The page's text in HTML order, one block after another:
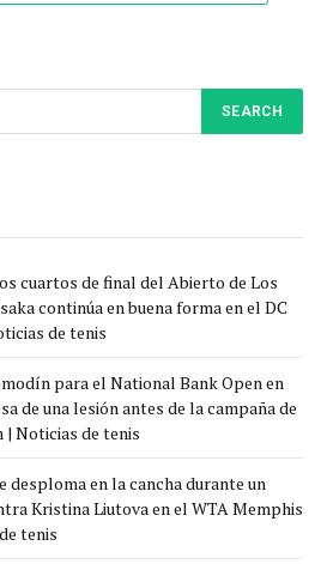
cuartos de final del Abierto de Los
continúa en buena forma en el DC
de tenis
para el National Bank Open en
de una lesión antes de la campaña de
| Noticias de tenis
desploma en la cancha durante un
Kristina Liutova en el WTA Memphis
tenis